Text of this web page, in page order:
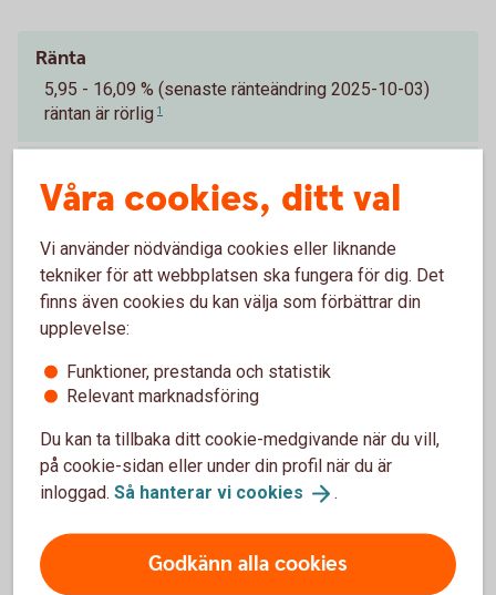
Ränta
5,95 - 16,09 % (senaste ränteändring 2025-10-03)
räntan är rörlig 1
8,42 % 2
Lånebelopp
20 000 - 500 000 kr
upp till 12 år
Uppläggningsavgift
300 kr
Aviseringsavgift e-faktura
Våra cookies, ditt val
Vi använder nödvändiga cookies eller liknande
tekniker för att webbplatsen ska fungera för dig. Det
finns även cookies du kan välja som förbättrar din
upplevelse:
Funktioner, prestanda och statistik
Relevant marknadsföring
Du kan ta tillbaka ditt cookie-medgivande när du vill,
på cookie-sidan eller under din profil när du är
inloggad. Så hanterar vi cookies .
Godkänn alla cookies